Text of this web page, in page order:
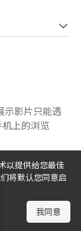
示影片只能透
上的浏览
以提供给您最佳
将默认您同意启
我同意